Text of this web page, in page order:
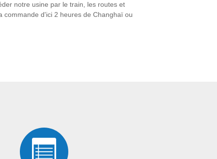
notre usine par le train, les routes et
commande d'ici 2 heures de Changhaï ou
de HAINING LESUN est un
série de collage, série de sécurité
tissu de vêtements de bain, tissu de
velours de boucle, suède micro,
d'or fluorescent, de maille, velours de